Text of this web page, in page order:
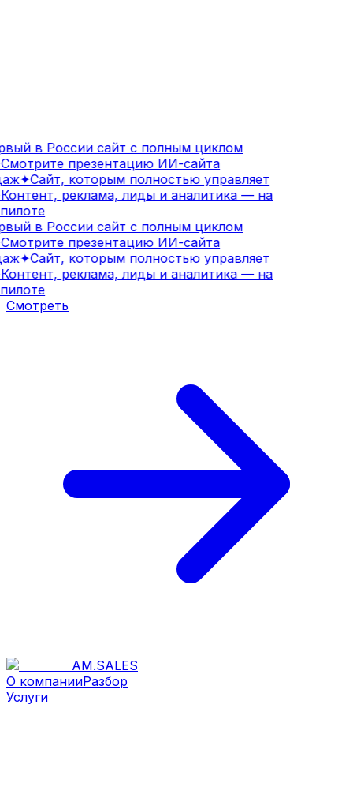
в России сайт с полным циклом
презентацию ИИ-сайта
✦Сайт, которым полностью управляет
реклама, лиды и аналитика — на
в России сайт с полным циклом
презентацию ИИ-сайта
✦Сайт, которым полностью управляет
реклама, лиды и аналитика — на
Смотреть
AM.SALES
О компанииРазбор
Услуги